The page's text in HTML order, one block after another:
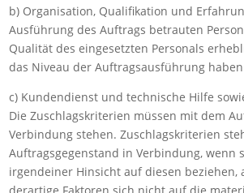
b) Organisation, Qualifikation und
Ausführung des Auftrags betrauten
Qualität des eingesetzten Personals
das Niveau der Auftragsausführung
c) Kundendienst und technische Hilfe
Die Zuschlagskriterien müssen mit dem
Verbindung stehen. Zuschlagskriterien
Auftragsgegenstand in Verbindung, wenn
irgendeiner Hinsicht auf diesen beziehen,